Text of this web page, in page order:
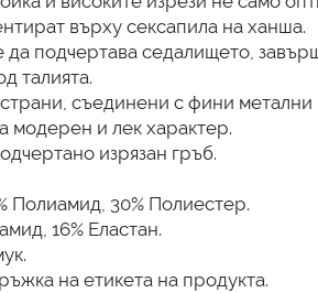
върху сексапила на ханша.
да подчертава седалището,
талията.
съединени с фини метални
модерен и лек характер.
изрязан гръб.
Полиамид, 30% Полиестер.
16% Еластан.
*Вижте инструкциите за поддръжка на етикета на продукта.